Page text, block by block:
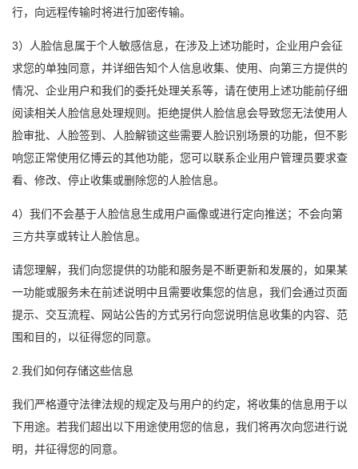
行，向远程传输时将进行加密传输。
3）人脸信息属于个人敏感信息，在涉及上述功能时，企业用户会征
求您的单独同意，并详细告知个人信息收集、使用、向第三方提供的
情况、企业用户和我们的委托处理关系等，请在使用上述功能前仔细
阅读相关人脸信息处理规则。拒绝提供人脸信息会导致您无法使用人
脸审批、人脸签到、人脸解锁这些需要人脸识别场景的功能，但不影
响您正常使用亿博云的其他功能，您可以联系企业用户管理员要求查
看、修改、停止收集或删除您的人脸信息。
4）我们不会基于人脸信息生成用户画像或进行定向推送；不会向第
三方共享或转让人脸信息。
请您理解，我们向您提供的功能和服务是不断更新和发展的，如果某
一功能或服务未在前述说明中且需要收集您的信息，我们会通过页面
提示、交互流程、网站公告的方式另行向您说明信息收集的内容、范
围和目的，以征得您的同意。
2.我们如何存储这些信息
我们严格遵守法律法规的规定及与用户的约定，将收集的信息用于以
下用途。若我们超出以下用途使用您的信息，我们将再次向您进行说
明，并征得您的同意。